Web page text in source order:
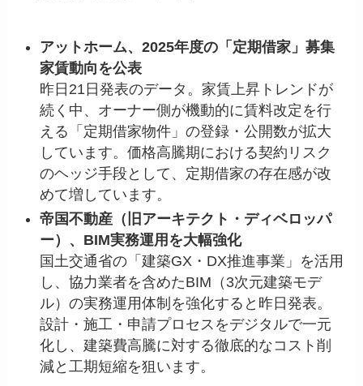
アットホーム、2025年度の「定期借家」募集
家賃動向を公表
昨日21日発表のデータ。家賃上昇トレンドが
続く中、オーナー側が機動的に賃料改定を行
える「定期借家物件」の登録・公開数が拡大
しています。価格高騰期における契約リスク
のヘッジ手段として、定期借家の存在感が改
めて増しています。
帝国不動産（旧アーキテクト・ディベロッパ
ー）、BIM実務運用を大幅強化
国土交通省の「建築GX・DX推進事業」を活用
し、協力業者を含めたBIM（3次元建築モデ
ル）の実務運用体制を強化すると昨日発表。
設計・施工・申請プロセスをデジタルで一元
化し、建築費高騰に対する徹底的なコスト削
減と工期短縮を狙います。